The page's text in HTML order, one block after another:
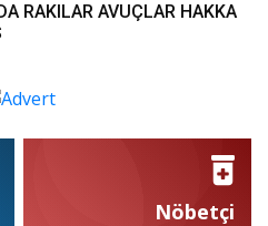
RAKILAR AVUÇLAR HAKKA
Nöbetçi